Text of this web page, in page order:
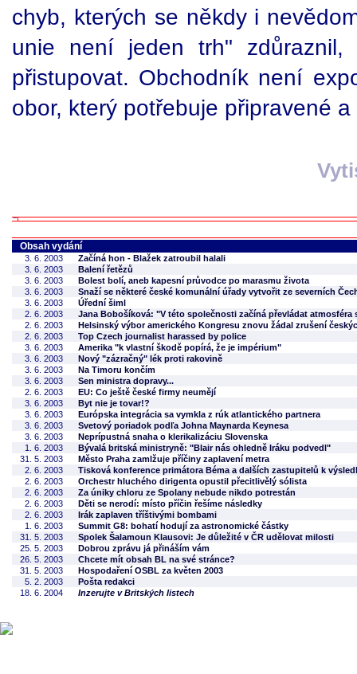
chyb, kterých se někdy i
unie není jeden trh"
přistupovat. Obchodník není
obor, který potřebuje připravené
Obsah vydání
3. 6. 2003
Začíná hon - Blažek zatroubil halali
3. 6. 2003
Balení řetězů
3. 6. 2003
Bolest bolí, aneb kapesní průvodce po marasmu života
3. 6. 2003
Snaží se některé české komunální úřady vytvořit ze severních
3. 6. 2003
Úřední šiml
2. 6. 2003
Jana Bobošíková: "V této společnosti začíná převládat atmosféra
2. 6. 2003
Helsinský výbor amerického Kongresu znovu žádal zrušení
2. 6. 2003
Top Czech journalist harassed by police
3. 6. 2003
Amerika "k vlastní škodě popírá, že je impérium"
3. 6. 2003
Nový "zázračný" lék proti rakovině
3. 6. 2003
Na Timoru končím
3. 6. 2003
Sen ministra dopravy...
2. 6. 2003
EU: Co ještě české firmy neumějí
3. 6. 2003
Byt nie je tovar!?
3. 6. 2003
Európska integrácia sa vymkla z rúk atlantického partnera
3. 6. 2003
Svetový poriadok podľa Johna Maynarda Keynesa
3. 6. 2003
Neprípustná snaha o klerikalizáciu Slovenska
1. 6. 2003
Bývalá britská ministryně: "Blair nás ohledně Iráku podvedl"
31. 5. 2003
Město Praha zamlžuje příčiny zaplavení metra
2. 6. 2003
Tisková konference primátora Béma a dalších zastupitelů k
2. 6. 2003
Orchestr hluchého dirigenta opustil přecitlivělý sólista
2. 6. 2003
Za úniky chloru ze Spolany nebude nikdo potrestán
2. 6. 2003
Děti se nerodí: místo příčin řešíme následky
2. 6. 2003
Irák zaplaven tříštivými bombami
1. 6. 2003
Summit G8: bohatí hodují za astronomické částky
31. 5. 2003
Spolek Šalamoun Klausovi: Je důležité v ČR udělovat milosti
25. 5. 2003
Dobrou zprávu já přináším vám
26. 5. 2003
Chcete mít obsah BL na své stránce?
31. 5. 2003
Hospodaření OSBL za květen 2003
5. 2. 2003
Pošta redakci
18. 6. 2004
Inzerujte v Britských listech